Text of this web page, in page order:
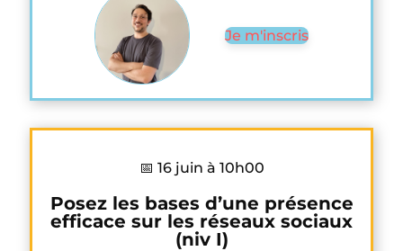
Je m'inscris
📅 16 juin à 10h00
Posez les bases d’une présence
efficace sur les réseaux sociaux
(niv I)